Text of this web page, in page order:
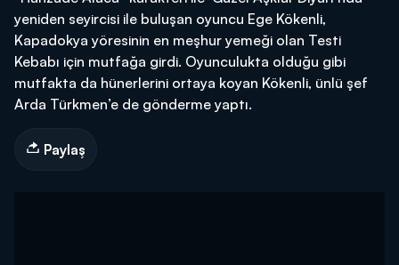
yeniden seyircisi ile buluşan oyuncu Ege Kökenli,
Kapadokya yöresinin en meşhur yemeği olan Testi
Kebabı için mutfağa girdi. Oyunculukta olduğu gibi
mutfakta da hünerlerini ortaya koyan Kökenli, ünlü şef
Arda Türkmen’e de gönderme yaptı.
Paylaş